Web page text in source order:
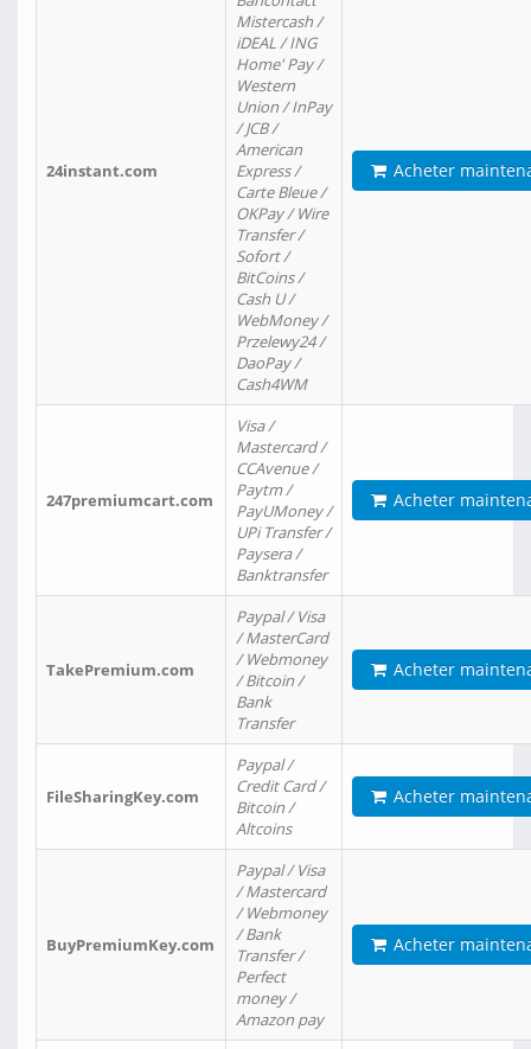
24instant.com
Mistercash /
iDEAL / ING
Home' Pay /
Western
Union / InPay
/ JCB /
American
Express /
Carte Bleue /
OKPay / Wire
Transfer /
Sofort /
BitCoins /
Cash U /
WebMoney /
Przelewy24 /
DaoPay /
Cash4WM
Acheter
247premiumcart.com
Visa /
Mastercard /
CCAvenue /
Paytm /
PayUMoney /
UPi Transfer /
Paysera /
Banktransfer
Acheter
TakePremium.com
Paypal / Visa
/ MasterCard
/ Webmoney
/ Bitcoin /
Bank
Transfer
Acheter
FileSharingKey.com
Paypal /
Credit Card /
Bitcoin /
Altcoins
Acheter
BuyPremiumKey.com
Paypal / Visa
/ Mastercard
/ Webmoney
/ Bank
Transfer /
Perfect
money /
Amazon pay
Acheter